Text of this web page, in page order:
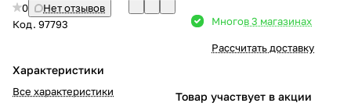
0
Нет отзывов
Код. 97793
Характеристики
Все характеристики
Многов 3 магазинах
Рассчитать доставку
Товар участвует в акции
Добавляйте товары
Оплачивайте сегодня только
% картой любого банка